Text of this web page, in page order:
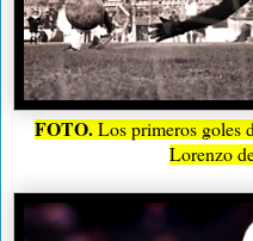
FOTO.Los primeros goles
Lorenzo